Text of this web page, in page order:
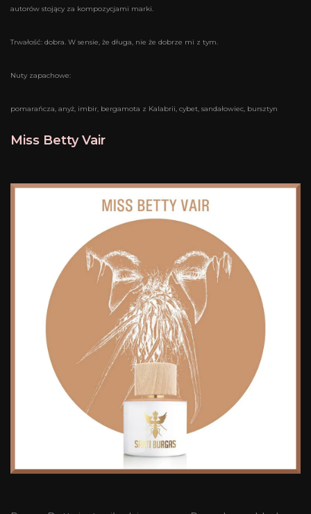
autorów stojący za kompozycjami marki.
Trwałość: dobra. W sensie, że długa, nie że dobrze mi z tym.
Nuty zapachowe:
pomarańcza, anyż, imbir, bergamota z Kalabrii, cybet, sandałowiec, bursztyn
Miss Betty Vair